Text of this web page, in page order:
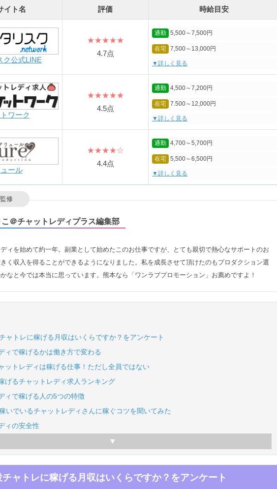
イト名 評価 時給目安
ク公式LINE
★★★★★
4.7点
通勤 5,500～7,500円
在宅 7,500～13,000円
▼詳しく見る
ワーク
★★★★★
4.5点
通勤 4,500～7,200円
在宅 7.500～12,000円
▼詳しく見る
ール
★★★★☆
4.4点
通勤 4,700～5,700円
在宅 5,500～6,500円
▼詳しく見る
修
こ＠チャットレディプラス編集部
ィを始めて約一年。副業として始めたこのお仕事ですが、とても親切で熱心なサポートのお
く収入を得ることができるようになりました。私を成長させて頂けたのもプロダクション選
なと今では本当に思っています。熊本なら「ワンラブプロモーション」お薦めですよ！
ャトレに稼げる月収はいくらですか？をアンケート
ィで稼げるかは働き方で変わる
ットレディは稼げる仕事！ただし全員ではない
げるチャットレディ求人ランキング
ィで稼げる人の5つの特徴
いでいるチャットレディさんに稼ぐコツを聞いてみた
ィの安全性
ャトレに稼げる月収はいくらですか？をアンケート